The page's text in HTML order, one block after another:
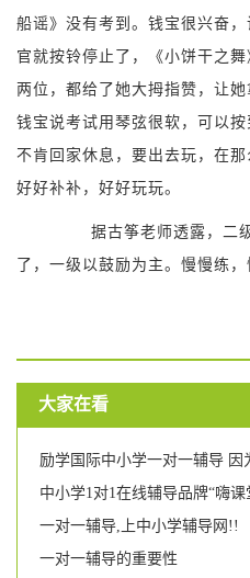
船谣》没有考到。钱宝很兴奋
官就按铃停止了，《小饼干之
两位，都给了她大拇指赞，让
钱宝说考试用琴弦很软，可以
不肯回家休息，要出去玩，在
好好补补，好好玩玩。
据古筝老师透露，二级
了，一级以鼓励为主。慢慢练，
大家在看
励学国际中小学一对一辅导 因
一对一辅导,上中小学辅导网!!
一对一辅导的重要性